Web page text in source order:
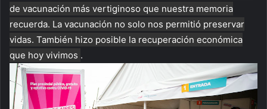
de vacunación más vertiginoso que nuestra memoria
recuerda. La vacunación no solo nos permitió preservar
vidas. También hizo posible la recuperación económica
que hoy vivimos .